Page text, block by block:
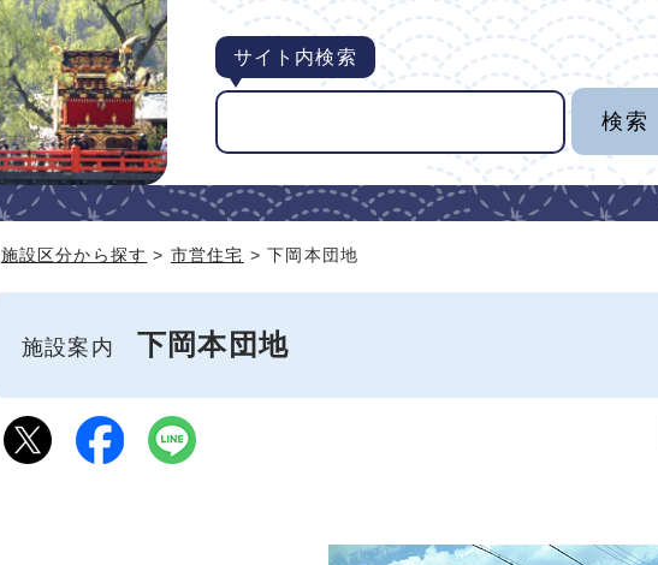
サイト内検索
施設区分から探す > 市営住宅 > 下岡本団地
施設案内 下岡本団地